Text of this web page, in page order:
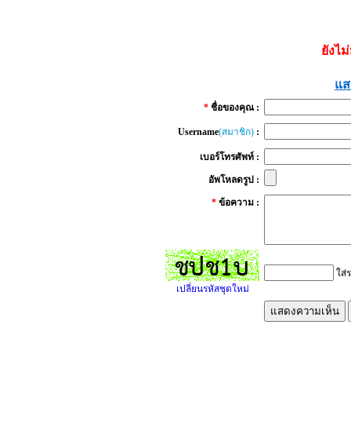
ยังไ
แ
* ชื่อของคุณ :
Username(สมาชิก) :
เบอร์โทรศัพท์ :
อัพโหลดรูป :
* ข้อความ :
เปลี่ยนรหัสชุดใหม่
ใส่